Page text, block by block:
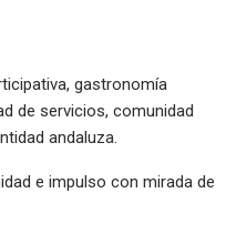
gastronomía
de servicios, comunidad
andaluza.
e impulso con mirada de